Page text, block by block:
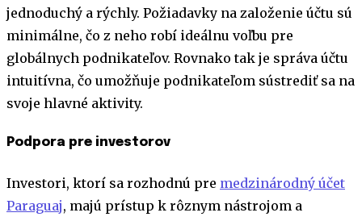
jednoduchý a rýchly. Požiadavky na založenie účtu sú
minimálne, čo z neho robí ideálnu voľbu pre
globálnych podnikateľov. Rovnako tak je správa účtu
intuitívna, čo umožňuje podnikateľom sústrediť sa na
svoje hlavné aktivity.
Podpora pre investorov
Investori, ktorí sa rozhodnú pre medzinárodný účet
Paraguaj, majú prístup k rôznym nástrojom a